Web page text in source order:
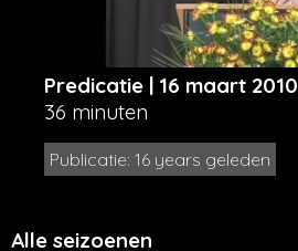
Predicatie | 16 maart 2010
36 minuten
Publicatie: 16 years geleden
Alle seizoenen